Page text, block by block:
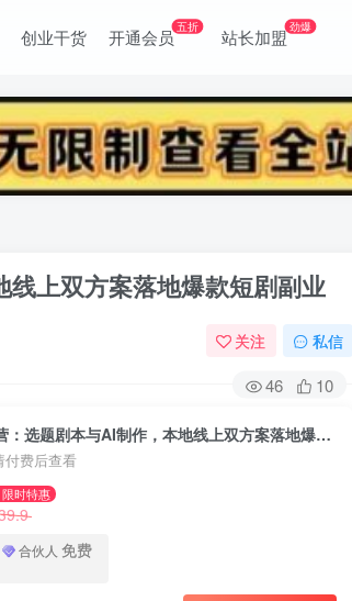
创业干货 开通会员五折 站长加盟劲爆
上双方案落地爆款短剧副业
关注 私信
46 10
AIGC短剧变现实战营：选题剧本与AI制作，本地线上双方案落地爆款短剧副业
付费后查看
限时特惠
合伙人 免费